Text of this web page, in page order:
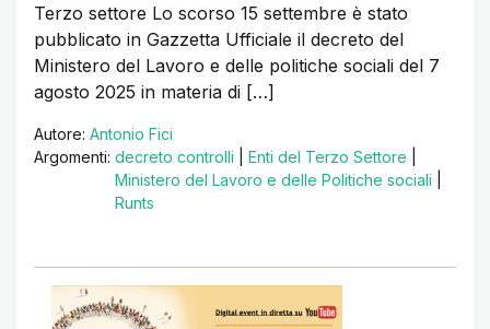
Terzo settore Lo scorso 15 settembre è stato
pubblicato in Gazzetta Ufficiale il decreto del
Ministero del Lavoro e delle politiche sociali del 7
agosto 2025 in materia di […]
Autore: Antonio Fici
Argomenti: decreto controlli Enti del Terzo Settore
Ministero del Lavoro e delle Politiche sociali
Runts